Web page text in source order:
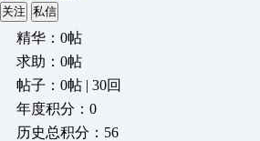
关注 私信
精华：0帖
求助：0帖
帖子：0帖 | 30回
年度积分：0
历史总积分：56